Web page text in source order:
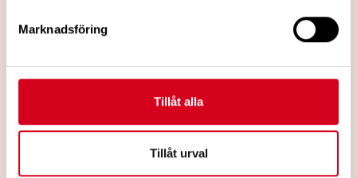
Marknadsföring
Tillåt alla
Tillåt urval
Rehabiliteringsläkaren och professorn i
medicinsk vetenskap Claes Hultlings vision
om centralisering av rehabiliteringskliniker
Lyssna på poddintervjun med Claes.